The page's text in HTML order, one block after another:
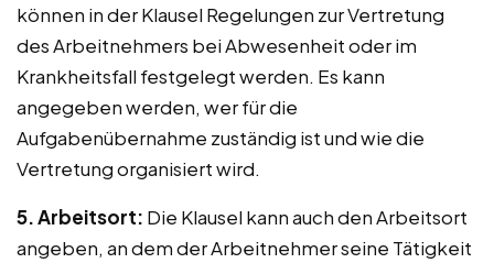
können in der Klausel Regelungen zur Vertretung
des Arbeitnehmers bei Abwesenheit oder im
Krankheitsfall festgelegt werden. Es kann
angegeben werden, wer für die
Aufgabenübernahme zuständig ist und wie die
Vertretung organisiert wird.
5. Arbeitsort: Die Klausel kann auch den Arbeitsort
angeben, an dem der Arbeitnehmer seine Tätigkeit